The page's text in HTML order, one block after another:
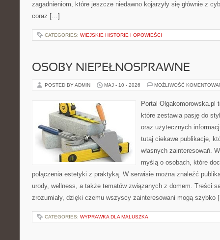
zagadnieniom, które jeszcze niedawno kojarzyły się głównie z
coraz […]
CATEGORIES: WIEJSKIE HISTORIE I OPOWIEŚCI
OSOBY NIEPEŁNOSPRAWNE
POSTED BY ADMIN MAJ - 10 - 2026 MOŻLIWOŚĆ
Portal Olgakomorowska.pl
które zestawia pasję do
oraz użytecznych
tutaj ciekawe publikacje,
własnych zainteresowań.
myślą o osobach, które
połączenia estetyki z praktyką. W serwisie można znaleźć
urody, wellness, a także tematów związanych z domem. Treści
zrozumiały, dzięki czemu wszyscy zainteresowani mogą szybko
CATEGORIES: WYPRAWKA DLA MALUSZKA